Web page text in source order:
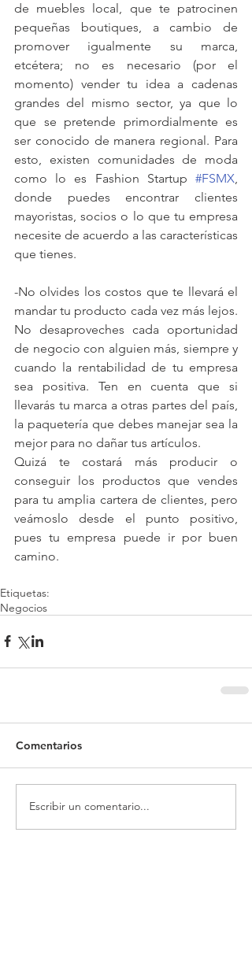
de muebles local, que te patrocinen
pequeñas boutiques, a cambio de
promover igualmente su marca,
etcétera; no es necesario (por el
momento) vender tu idea a cadenas
grandes del mismo sector, ya que lo
que se pretende primordialmente es
ser conocido de manera regional. Para
esto, existen comunidades de moda
como lo es Fashion Startup #FSMX
donde puedes encontrar clientes
mayoristas, socios o lo que tu empresa
necesite de acuerdo a las características
que tienes.
-No olvides los costos que te llevará el
mandar tu producto cada vez más lejos.
No desaproveches cada oportunidad
de negocio con alguien más, siempre y
cuando la rentabilidad de tu empresa
sea positiva. Ten en cuenta que si
llevarás tu marca a otras partes del país,
la paquetería que debes manejar sea la
mejor para no dañar tus artículos.
Quizá te costará más producir o
conseguir los productos que vendes
para tu amplia cartera de clientes, pero
veámoslo desde el punto positivo,
pues tu empresa puede ir por buen
camino.
Etiquetas:
Negocios
Comentarios
Escribir un comentario...